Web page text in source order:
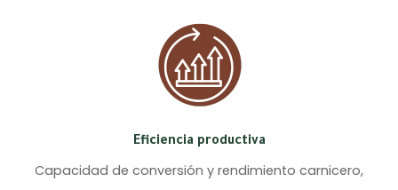
Eficiencia productiva
Capacidad de conversión y rendimiento carnicero,